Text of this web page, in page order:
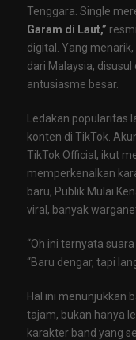
Tenggara. Single
Garam di Laut,”
digital. Yang
dari Malaysia,
antusiasme besar.
Ledakan popularitas
konten di TikTok.
TikTok Official, ikut
memperkenalkan
baru, Publik Mulai
viral, banyak
“Oh ini ternyata suara
“Baru dengar, tapi
Hal ini menunjukkan
tajam, bukan hanya
karakter band yang